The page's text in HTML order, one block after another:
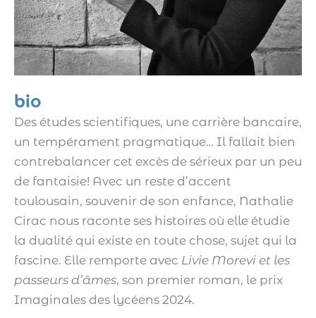
bio
Des études scientifiques, une carrière bancaire,
un tempérament pragmatique… Il fallait bien
contrebalancer cet excès de sérieux par un peu
de fantaisie! Avec un reste d’accent
toulousain, souvenir de son enfance, Nathalie
Cirac nous raconte ses histoires où elle étudie
la dualité qui existe en toute chose, sujet qui la
fascine. Elle remporte avec Livie Morevi et les
passeurs d’âmes, son premier roman, le prix
Imaginales des lycéens 2024.